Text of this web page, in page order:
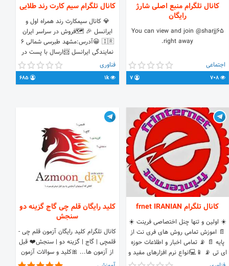
کانال تلگرام منبع اصلی شارژ
رایگان
You can view and join @sharjj65
right away.
اجتماعی
708
7
کانال تلگرام سیم کارت رند طلایی
💎 کانال سیمکارت رند همراه اول و
ایرانسل 🎉 🗺فروش در سراسر ایران
🇮🇷 😀آدرس:مشهد طبرسی شمالی ۶
نمایندگی ایرانسل 📨ارسال با پست در
کمترین زمان 📡فروش مودمهای TD-LTE
ایرانسل شماره ها ی تماس📞 0915 206
0080 0939 104 1004 👨‍💻ارتباط تلگرام
فناوری
1k
685
کانال تلگرام frnet IRANIAN
☀️ اولین و تنها چنل اختصاصی فرینت ☀️
📄 اموزش تمامی روش های فری نت از
پایه 📄 📡 تمامی اخبار و اطلاعات حوزه
ای تی 📡 📱💻انواع نرم افزارهای مفید و
کاربردی📱💻 🔒🔗ام تی تحریم رد کن
کلید رایگان قلم چی گاج گزینه دو
سنجش
کانال تلگرام کلید رایگان آزمون قلم چی -
قلمچی | گاج | گزینه دو | سنجش❤️ قبل
از آزمون ها... 🎀کلید و سوالات آزمون
قلم چی گاج گزینه دو وسنجش و